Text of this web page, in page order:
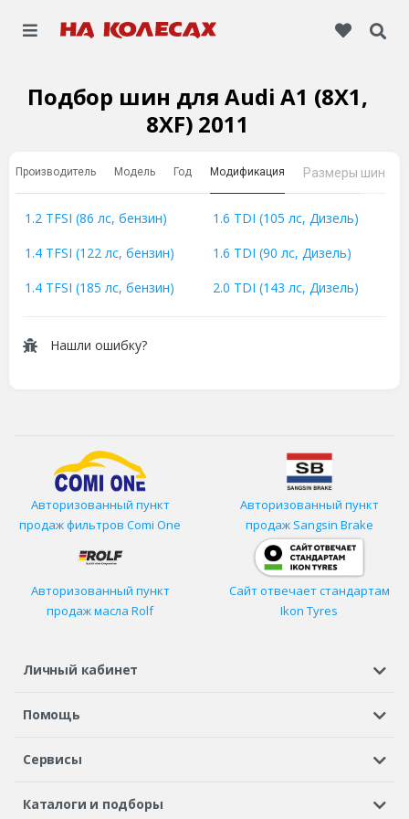
Подбор шин для Audi A1 (8X1,
8XF) 2011
Производитель Модель Год Модификация Размеры шин
1.2 TFSI (86 лс, бензин)
1.4 TFSI (122 лс, бензин)
1.4 TFSI (185 лс, бензин)
1.6 TDI (105 лс, Дизель)
1.6 TDI (90 лс, Дизель)
2.0 TDI (143 лс, Дизель)
Нашли ошибку?
Авторизованный пункт
продаж фильтров Comi One
Авторизованный пункт
продаж Sangsin Brake
Авторизованный пункт
продаж масла Rolf
Сайт отвечает стандартам
Ikon Tyres
Личный кабинет
Регистрация или вход
Помощь
Шины в кредит
Сервисы
Автосервисы Бонусная программа
Каталоги и подборы